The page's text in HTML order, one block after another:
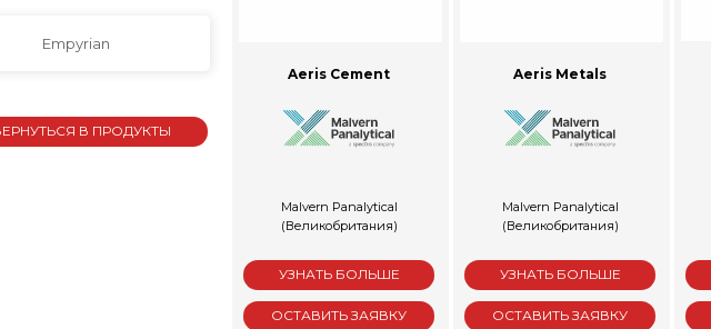
УЗНАТЬ БОЛЬШЕ
Aeris Cement
УЗНАТЬ БОЛЬШЕ
Aeris Metals
ОСТАВИТЬ ЗАЯВКУ ОСТАВИТЬ ЗАЯВКУ
Empyrian
Malvern Panalytical
(Великобритания)
Malvern Panalytical
(Великобритания)
В ПРОДУКТЫ